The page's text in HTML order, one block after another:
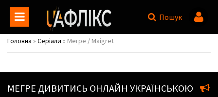
Пошук
Головна » Серіали » Мегре / Maigret
МЕГРЕ ДИВИТИСЬ ОНЛАЙН УКРАЇНСЬКОЮ